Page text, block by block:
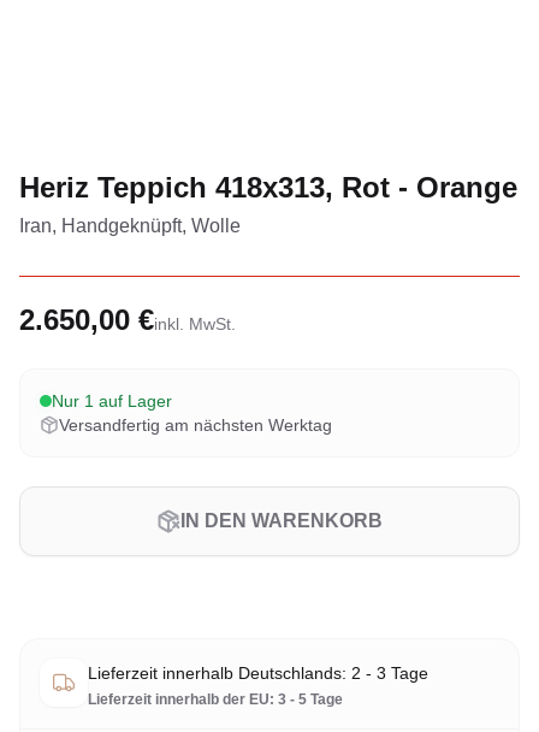
Heriz Teppich 418x313, Rot - Orange
Iran, Handgeknüpft, Wolle
2.650,00 €inkl. MwSt.
Nur 1 auf Lager
Versandfertig am nächsten Werktag
IN DEN WARENKORB
Lieferzeit innerhalb Deutschlands: 2 - 3 Tage
Lieferzeit innerhalb der EU: 3 - 5 Tage